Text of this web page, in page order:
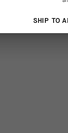
SHIP TO